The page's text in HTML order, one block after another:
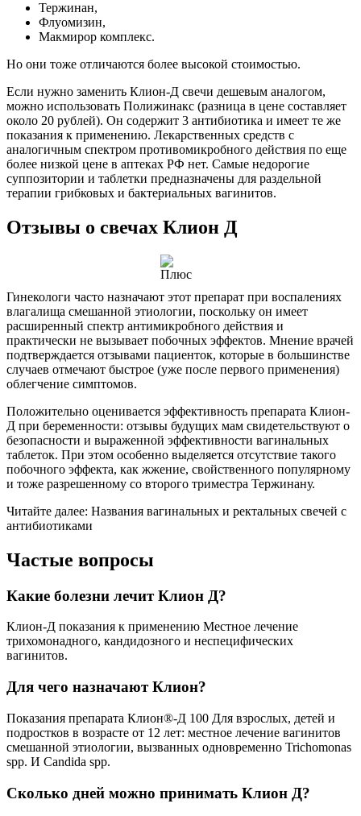
Тержинан,
Флуомизин,
Макмирор комплекс.
Но они тоже отличаются более высокой стоимостью.
Если нужно заменить Клион-Д свечи дешевым аналогом,
можно использовать Полижинакс (разница в цене составляет
около 20 рублей). Он содержит 3 антибиотика и имеет те же
показания к применению. Лекарственных средств с
аналогичным спектром противомикробного действия по еще
более низкой цене в аптеках РФ нет. Самые недорогие
суппозитории и таблетки предназначены для раздельной
терапии грибковых и бактериальных вагинитов.
Отзывы о свечах Клион Д
Гинекологи часто назначают этот препарат при воспалениях
влагалища смешанной этиологии, поскольку он имеет
расширенный спектр антимикробного действия и
практически не вызывает побочных эффектов. Мнение врачей
подтверждается отзывами пациенток, которые в большинстве
случаев отмечают быстрое (уже после первого применения)
облегчение симптомов.
Положительно оценивается эффективность препарата Клион-
Д при беременности: отзывы будущих мам свидетельствуют о
безопасности и выраженной эффективности вагинальных
таблеток. При этом особенно выделяется отсутствие такого
побочного эффекта, как жжение, свойственного популярному
и тоже разрешенному со второго триместра Тержинану.
Читайте далее: Названия вагинальных и ректальных свечей с
антибиотиками
Частые вопросы
Какие болезни лечит Клион Д?
Клион-Д показания к применению Местное лечение
трихомонадного, кандидозного и неспецифических
вагинитов.
Для чего назначают Клион?
Показания препарата Клион®-Д 100 Для взрослых, детей и
подростков в возрасте от 12 лет: местное лечение вагинитов
смешанной этиологии, вызванных одновременно Trichomonas
spp. И Candida spp.
Сколько дней можно принимать Клион Д?